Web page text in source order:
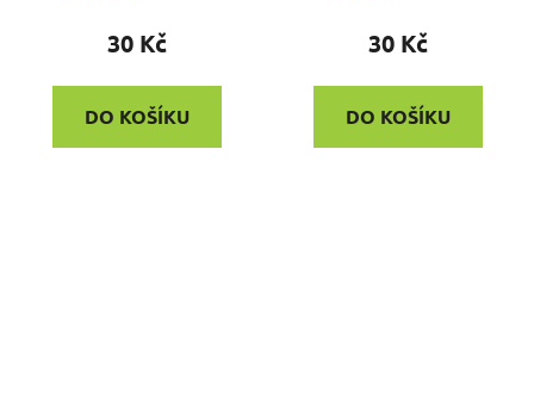
30 Kč
DO KOŠÍKU
30 Kč
DO KOŠÍKU